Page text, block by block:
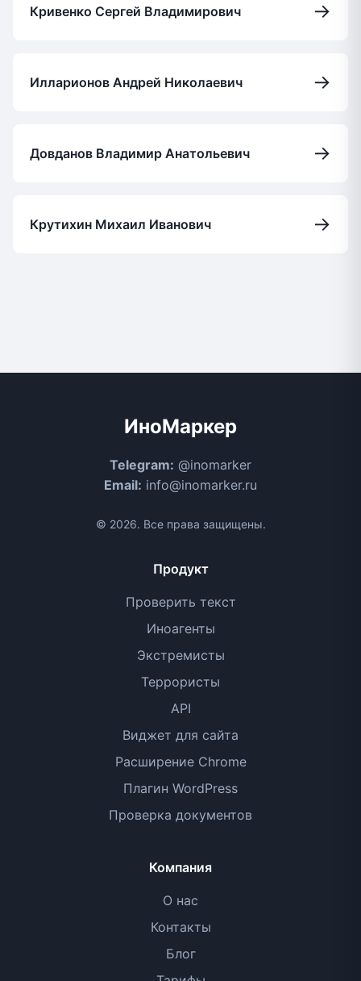
Кривенко Сергей Владимирович →
Илларионов Андрей Николаевич →
Довданов Владимир Анатольевич →
Крутихин Михаил Иванович →
ИноМаркер
Telegram: @inomarker
Email: info@inomarker.ru
© 2026. Все права защищены.
Продукт
Проверить текст
Иноагенты
Экстремисты
Террористы
API
Виджет для сайта
Расширение Chrome
Плагин WordPress
Проверка документов
Компания
О нас
Контакты
Блог